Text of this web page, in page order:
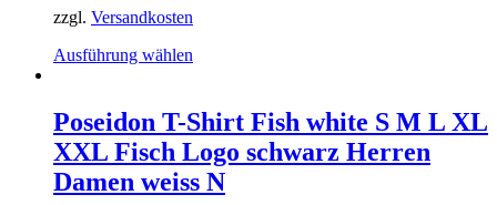
zzgl. Versandkosten
Ausführung wählen
mehrere
Varianten
auf.
Die
Optionen
Poseidon T-Shirt Fish white S M L XL
XXL Fisch Logo schwarz Herren
Damen weiss N